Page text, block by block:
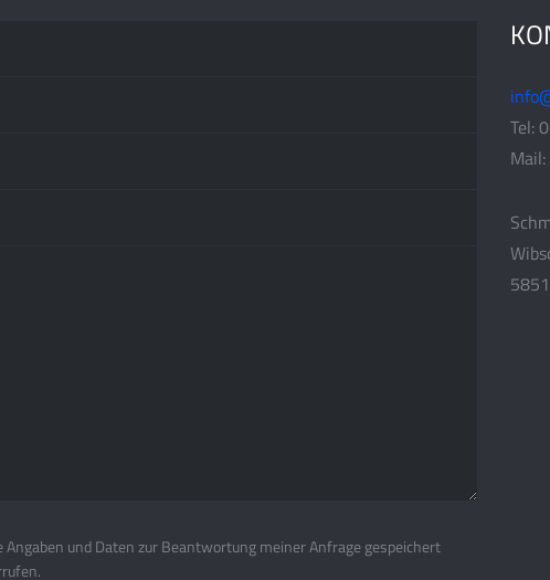
Angaben und Daten zur Beantwortung meiner Anfrage gespeichert
Tel:
Mail: